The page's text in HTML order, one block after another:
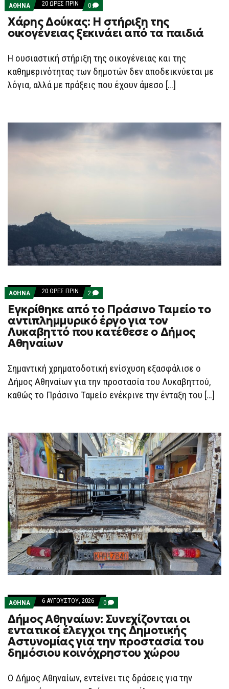
ΑΘΗΝΑ 20 ΏΡΕΣ ΠΡΙΝ 0 COMMENTS
ON
ΧΆΡΗΣ
ΔΟΎΚΑΣ:
Η
ΟΙΚΟΓΈΝΕΙΑΣ
ΞΕΚΙΝΆΕΙ
ΑΠΌ
ΤΑ
ΠΑΙΔΙΆ
Χάρης Δούκας: Η στήριξη της
οικογένειας ξεκινάει από τα παιδιά
Η ουσιαστική στήριξη της οικογένειας και της
καθημερινότητας των δημοτών δεν αποδεικνύεται με
λόγια, αλλά με πράξεις που έχουν άμεσο […]
ΑΘΗΝΑ 20 ΏΡΕΣ ΠΡΙΝ 2 COMMENTS
ON
ΕΓΚΡΊΘΗΚΕ
ΑΠΌ
ΤΟ
ΠΡΆΣΙΝΟ
ΤΑΜΕΊΟ
ΓΙΑ
ΛΥΚΑΒΗΤΤΌ
ΠΟΥ
ΚΑΤΈΘΕΣΕ
Εγκρίθηκε από το Πράσινο Ταμείο το
αντιπλημμυρικό έργο για τον
Λυκαβηττό που κατέθεσε ο Δήμος
Αθηναίων
Σημαντική χρηματοδοτική ενίσχυση εξασφάλισε ο
Δήμος Αθηναίων για την προστασία του Λυκαβηττού,
καθώς το Πράσινο Ταμείο ενέκρινε την ένταξη του […]
ΑΘΗΝΑ 6 ΑΥΓΟΎΣΤΟΥ, 2026 0 COMMENTS
ON
ΔΉΜΟΣ
ΑΘΗΝΑΊΩΝ:
ΣΥΝΕΧΊΖΟΝΤΑΙ
ΟΙ
ΕΝΤΑΤΙΚΟΊ
ΈΛΕΓΧΟΙ
ΑΣΤΥΝΟΜΊΑΣ
Δήμος Αθηναίων: Συνεχίζονται οι
εντατικοί έλεγχοι της Δημοτικής
Αστυνομίας για την προστασία του
δημόσιου κοινόχρηστου χώρου
Ο Δήμος Αθηναίων, εντείνει τις δράσεις για την